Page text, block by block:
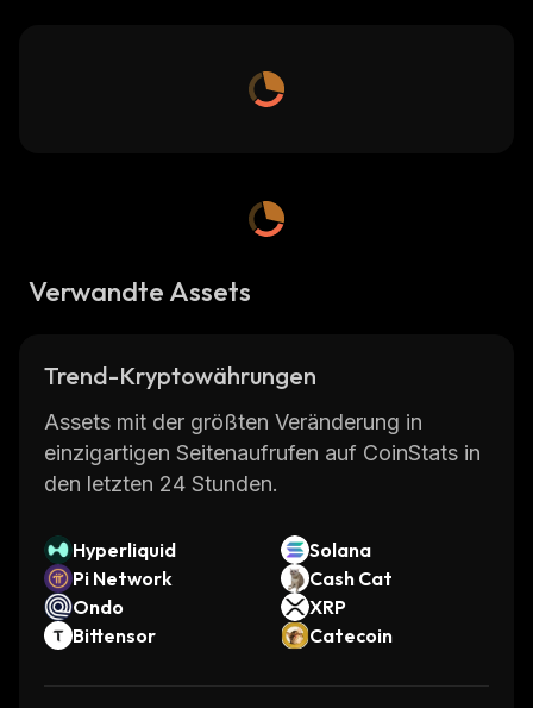
Verwandte Assets
Trend-Kryptowährungen
Assets mit der größten Veränderung in
einzigartigen Seitenaufrufen auf CoinStats in
den letzten 24 Stunden.
Hyperliquid
Solana
Pi Network
Cash Cat
Ondo
XRP
Bittensor
Catecoin